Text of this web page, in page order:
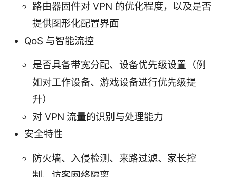
路由器固件对 VPN 的优化程度，以及是否
提供图形化配置界面
QoS 与智能流控
是否具备带宽分配、设备优先级设置（例
如对工作设备、游戏设备进行优先级提
升）
对 VPN 流量的识别与处理能力
安全特性
防火墙、入侵检测、来路过滤、家长控